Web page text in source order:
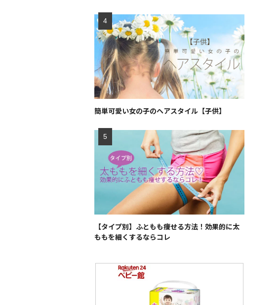
簡単可愛い女の子のヘアスタイル【子供】
【タイプ別】ふともも痩せる方法！効果的に太
ももを細くするならコレ